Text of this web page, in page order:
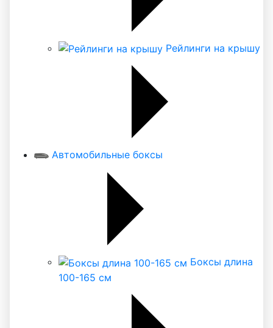
Рейлинги на крышу
Автомобильные боксы
Боксы длина
100-165 см